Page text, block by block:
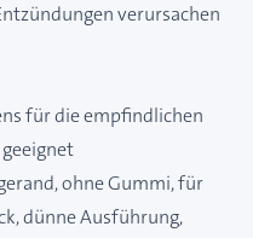
verursachen
für die empfindlichen
ohne Gummi, für
dünne Ausführung,